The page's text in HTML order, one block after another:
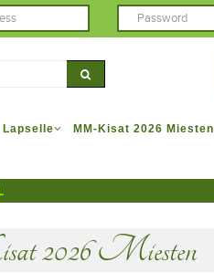
Lapselle MM-Kisat 2026 Miesten
2026 Miesten